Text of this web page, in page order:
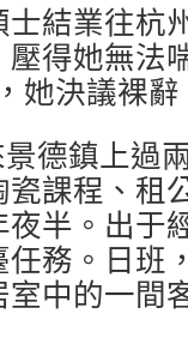
結業往杭
得她無法
她決議裸
德鎮上過
瓷課程、
半。出于
務。日班
中的一間